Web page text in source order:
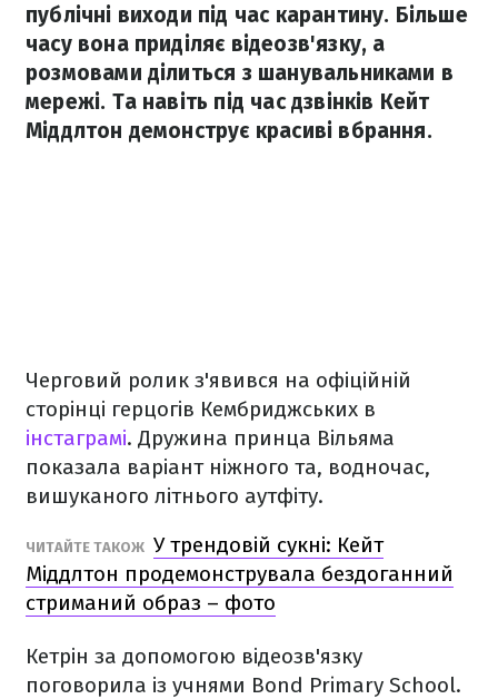
публічні виходи під час карантину. Більше
часу вона приділяє відеозв'язку, а
розмовами ділиться з шанувальниками в
мережі. Та навіть під час дзвінків Кейт
Міддлтон демонструє красиві вбрання.
Черговий ролик з'явився на офіційній
сторінці герцогів Кембриджських в
інстаграмі. Дружина принца Вільяма
показала варіант ніжного та, водночас,
вишуканого літнього аутфіту.
ЧИТАЙТЕ ТАКОЖ У трендовій сукні: Кейт
Міддлтон продемонструвала бездоганний
стриманий образ – фото
Кетрін за допомогою відеозв'язку
поговорила із учнями Bond Primary School.